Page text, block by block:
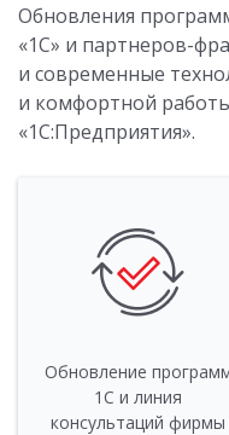
Обновления
«1С» и партнеров-
и современные
и комфортной
«1С:Предприятия».
Обновление
1С и линия
консультаций фирмы